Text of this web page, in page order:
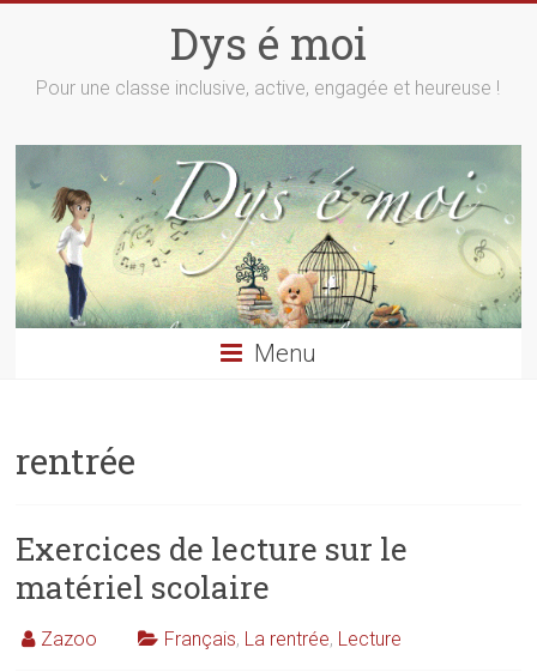
Dys é moi
Pour une classe inclusive, active, engagée et heureuse !
Menu
rentrée
Exercices de lecture sur le
matériel scolaire
Zazoo Français, La rentrée, Lecture